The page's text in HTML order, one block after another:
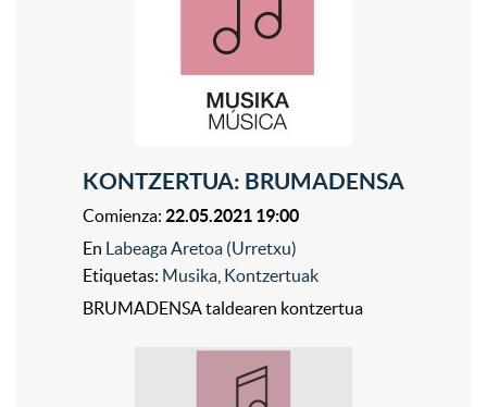
KONTZERTUA: BRUMADENSA
Comienza: 22.05.2021 19:00
En Labeaga Aretoa (Urretxu)
Etiquetas: Musika Kontzertuak
BRUMADENSA taldearen kontzertua